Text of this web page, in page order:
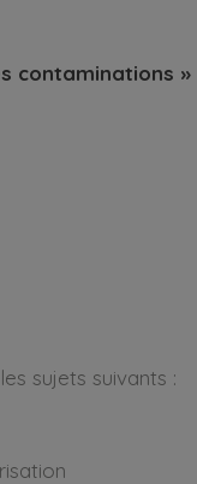
contaminations »
sujets suivants :